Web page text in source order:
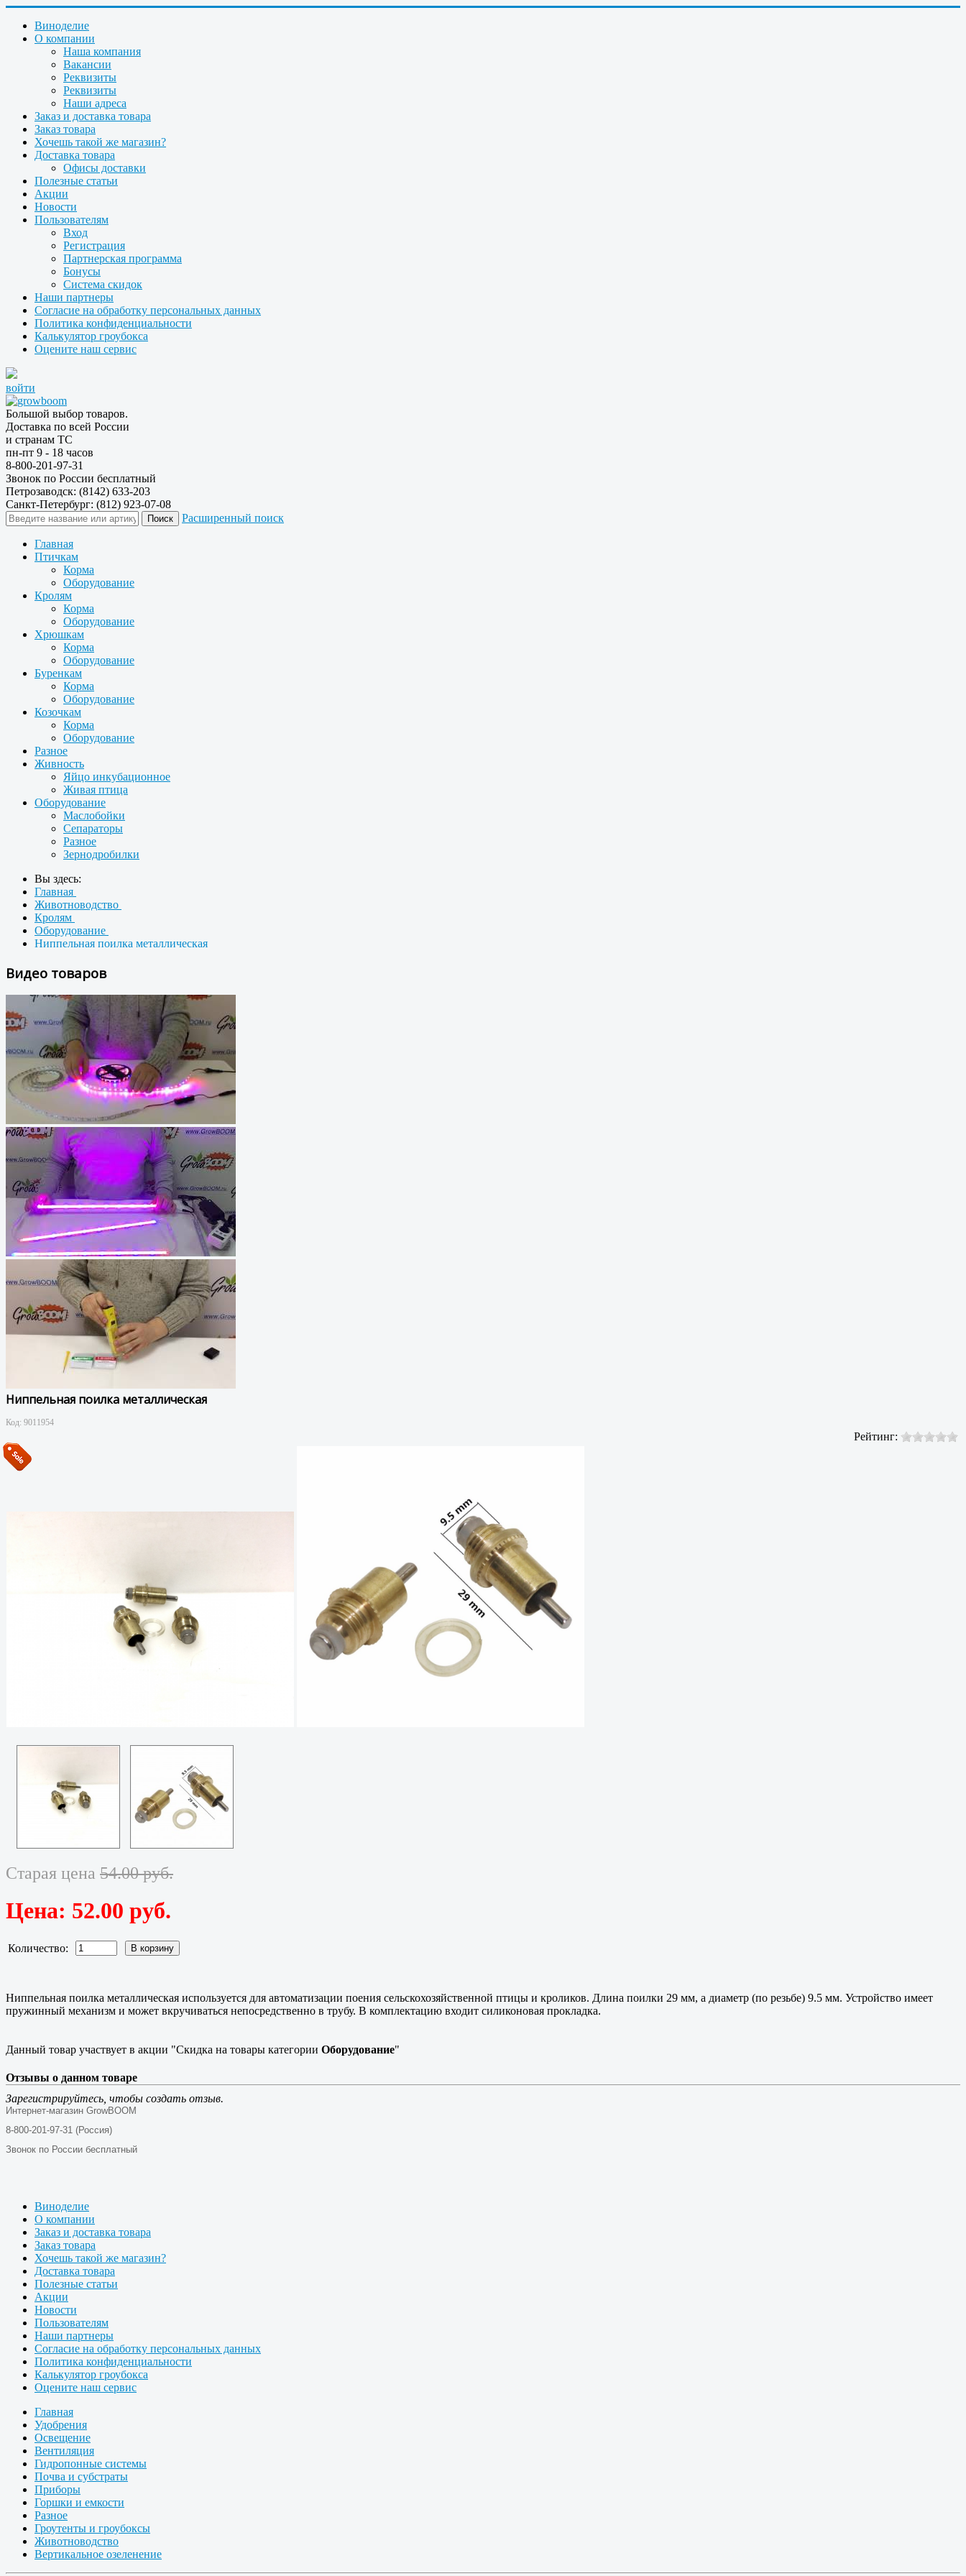
Виноделие
О компании
Наша компания
Вакансии
Реквизиты
Реквизиты
Наши адреса
Заказ и доставка товара
Заказ товара
Хочешь такой же магазин?
Доставка товара
Офисы доставки
Полезные статьи
Акции
Новости
Пользователям
Вход
Регистрация
Партнерская программа
Бонусы
Система скидок
Наши партнеры
Согласие на обработку персональных данных
Политика конфиденциальности
Калькулятор гроубокса
Оцените наш сервис
войти
Большой выбор товаров.
Доставка по всей России
и странам ТС
пн-пт 9 - 18 часов
8-800-201-97-31
Звонок по России бесплатный
Петрозаводск: (8142) 633-203
Санкт-Петербург: (812) 923-07-08
Расширенный поиск
Главная
Птичкам
Корма
Оборудование
Кролям
Корма
Оборудование
Хрюшкам
Корма
Оборудование
Буренкам
Корма
Оборудование
Козочкам
Корма
Оборудование
Разное
Живность
Яйцо инкубационное
Живая птица
Оборудование
Маслобойки
Сепараторы
Разное
Зернодробилки
Вы здесь:
Главная
Животноводство
Кролям
Оборудование
Ниппельная поилка металлическая
Видео товаров
Ниппельная поилка металлическая
Код: 9011954
Рейтинг:
Старая цена 54.00 руб.
Цена: 52.00 руб.
Количество:
Ниппельная поилка металлическая используется для автоматизации поения сельскохозяйственной птицы и кроликов. Длина поилки 29 мм, а диаметр (по резьбе) 9.5 мм. Устройство имеет
пружинный механизм и может вкручиваться непосредственно в трубу. В комплектацию входит силиконовая прокладка.
Данный товар участвует в акции "Скидка на товары категории Оборудование"
Отзывы о данном товаре
Зарегистрируйтесь, чтобы создать отзыв.
Интернет-магазин GrowBOOM
8-800-201-97-31 (Россия)
Звонок по России бесплатный
Виноделие
О компании
Заказ и доставка товара
Заказ товара
Хочешь такой же магазин?
Доставка товара
Полезные статьи
Акции
Новости
Пользователям
Наши партнеры
Согласие на обработку персональных данных
Политика конфиденциальности
Калькулятор гроубокса
Оцените наш сервис
Главная
Удобрения
Освещение
Вентиляция
Гидропонные системы
Почва и субстраты
Приборы
Горшки и емкости
Разное
Гроутенты и гроубоксы
Животноводство
Вертикальное озеленение